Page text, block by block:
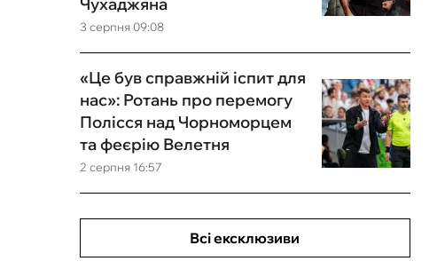
3 серпня 09:08
2 серпня 16:57
«Це був справжній іспит для
нас»: Ротань про перемогу
Полісся над Чорноморцем
та феєрію Велетня
Всі ексклюзиви